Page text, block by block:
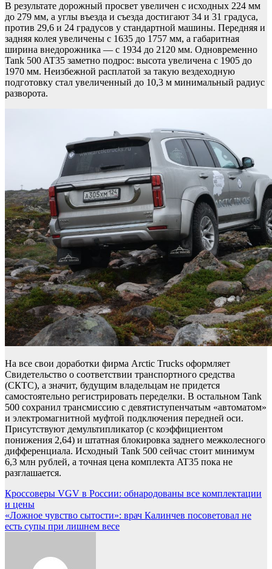
В результате дорожный просвет увеличен с исходных 224 мм
до 279 мм, а углы въезда и съезда достигают 34 и 31 градуса,
против 29,6 и 24 градусов у стандартной машины. Передняя и
задняя колея увеличены с 1635 до 1757 мм, а габаритная
ширина внедорожника — с 1934 до 2120 мм. Одновременно
Tank 500 AT35 заметно подрос: высота увеличена с 1905 до
1970 мм. Неизбежной расплатой за такую вездеходную
подготовку стал увеличенный до 10,3 м минимальный радиус
разворота.
На все свои доработки фирма Arctic Trucks оформляет
Свидетельство о соответствии транспортного средства
(СКТС), а значит, будущим владельцам не придется
самостоятельно регистрировать переделки. В остальном Tank
500 сохранил трансмиссию с девятиступенчатым «автоматом»
и электромагнитной муфтой подключения передней оси.
Присутствуют демультипликатор (с коэффициентом
понижения 2,64) и штатная блокировка заднего межколесного
дифференциала. Исходный Tank 500 сейчас стоит минимум
6,3 млн рублей, а точная цена комплекта AT35 пока не
разглашается.
Навигация
по
записям
Кроссоверы VGV в России: обнародованы все комплектации
и цены
«Ложное чувство сытости»: врач Калинчев посоветовал не
есть супы при лишнем весе